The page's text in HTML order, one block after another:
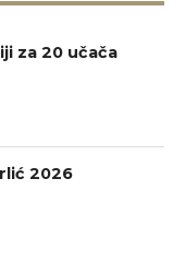
za 20 učača
2026